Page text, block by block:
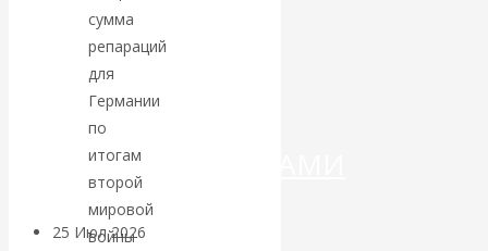
ДЕНЕГ»: КИТАЙ
ВЕДЁТ БОРЬБУ
КРИПТОВАЛЮТАМИ
25 Июл 2026
сумма
репараций
для
Германии
по
итогам
второй
мировой
войны